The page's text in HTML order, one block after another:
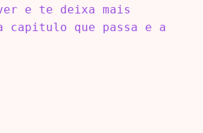
e te deixa mais
capitulo que passa e a